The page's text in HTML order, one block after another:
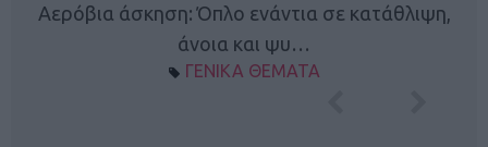
Αερόβια άσκηση: Όπλο ενάντια σε κατάθλιψη,
άνοια και ψυ…
ΓΕΝΙΚΑ ΘΕΜΑΤΑ